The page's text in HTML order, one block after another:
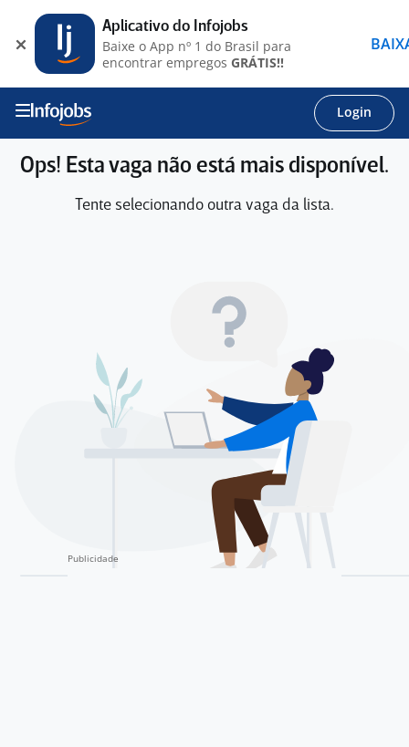
Login
Ops! Esta vaga não está mais disponível.
Tente selecionando outra vaga da lista.
Aplicativo do Infojobs
Baixe o App nº 1 do Brasil para
encontrar empregos GRÁTIS!!